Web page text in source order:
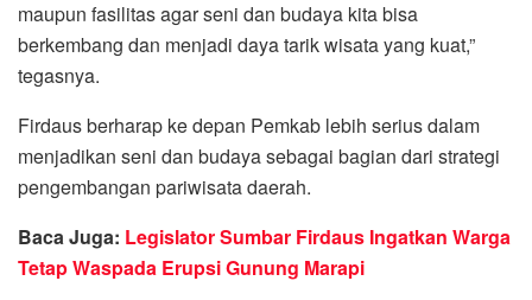
maupun fasilitas agar seni dan budaya kita bisa
berkembang dan menjadi daya tarik wisata yang kuat,”
tegasnya.
Firdaus berharap ke depan Pemkab lebih serius dalam
menjadikan seni dan budaya sebagai bagian dari strategi
pengembangan pariwisata daerah.
Baca Juga: Legislator Sumbar Firdaus Ingatkan Warga
Tetap Waspada Erupsi Gunung Marapi